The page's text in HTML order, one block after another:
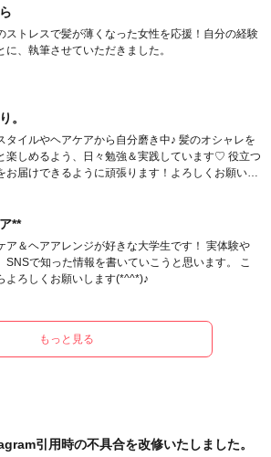
ストレスで髪が薄くなった女性を応援！自分の経験
に、執筆させていただきました。
。
タイルやヘアケアから自分磨き中♪ 髪のオシャレを
楽しめるよう、日々勉強＆実践しています♡ 役立つ
お届けできるように頑張ります！よろしくお願いし
**
ア＆ヘアアレンジが好きな大学生です！ 実体験や
SNSで知った情報を書いていこうと思います。 こ
よろしくお願いします(*^^*)♪
もっと見る
引用時の不具合を改修いたしました。